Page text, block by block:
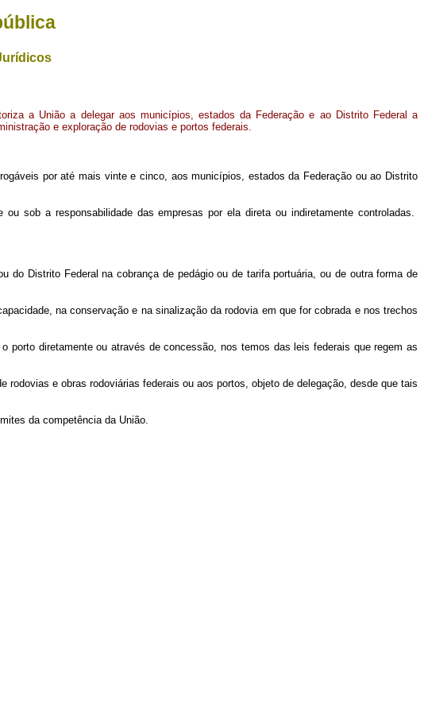
a União a delegar aos municípios, estados da Federação e ao Distrito Federal a
e exploração de rodovias e portos federais.
por até mais vinte e cinco, aos municípios, estados da Federação ou ao Distrito
sob a responsabilidade das empresas por ela direta ou indiretamente controladas.
Distrito Federal na cobrança de pedágio ou de tarifa portuária, ou de outra forma de
na conservação e na sinalização da rodovia em que for cobrada e nos trechos
diretamente ou através de concessão, nos temos das leis federais que regem as
e obras rodoviárias federais ou aos portos, objeto de delegação, desde que tais
da competência da União.